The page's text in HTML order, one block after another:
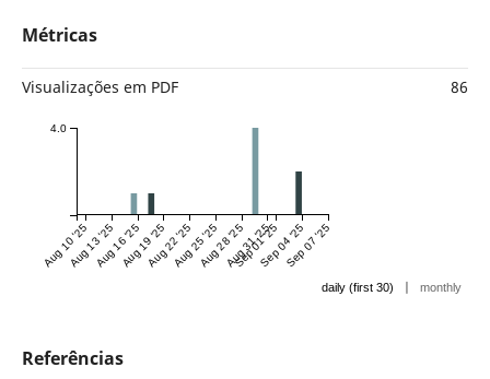
Métricas
Visualizações em PDF 86
Aug 10 '25
Aug 13 '25Aug 16 '25Aug 19 '25Aug 22 '25Aug 25 '25Aug 28 '25Aug 31 '25
Sep 01 '25Sep 04 '25Sep 07 '25
4.0
daily (first 30) | monthly
Referências